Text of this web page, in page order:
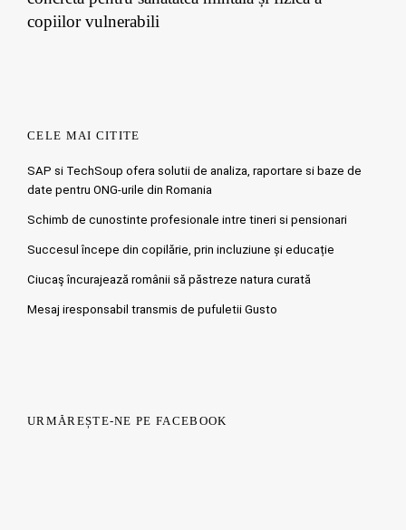
copiilor vulnerabili
CELE MAI CITITE
SAP si TechSoup ofera solutii de analiza, raportare si baze de
date pentru ONG-urile din Romania
Schimb de cunostinte profesionale intre tineri si pensionari
Succesul începe din copilărie, prin incluziune și educație
Ciucaş încurajează românii să păstreze natura curată
Mesaj iresponsabil transmis de pufuletii Gusto
URMĂREȘTE-NE PE FACEBOOK